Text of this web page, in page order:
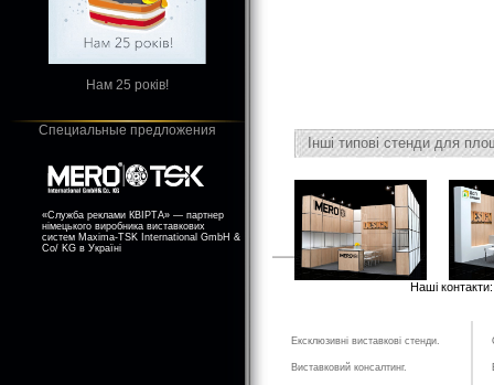
Нам 25 років!
Специальные предложения
«Служба реклами КВІРТА» — партнер
німецького виробника виставкових
систем Maxima-TSK International GmbH &
Co/ KG в Україні
Інші типові стенди для
Наші
Ексклюзивні виставкові стенди.
Виставковий консалтинг.